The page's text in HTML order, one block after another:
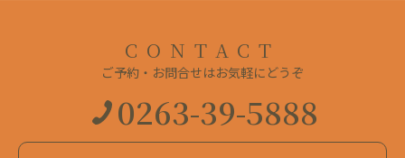
CONTACT
ご予約・お問合せはお気軽にどうぞ
0263-39-5888